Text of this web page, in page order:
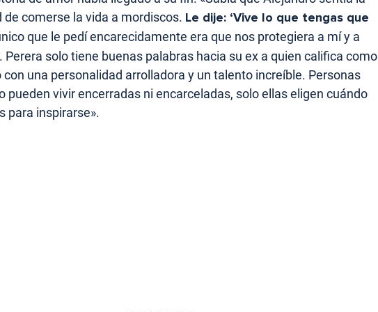
de comerse la vida a mordiscos. Le dije: ‘Vive lo que tengas que
que le pedí encarecidamente era que nos protegiera a mí y a
Perera solo tiene buenas palabras hacia su ex a quien califica como
con una personalidad arrolladora y un talento increíble. Personas
pueden vivir encerradas ni encarceladas, solo ellas eligen cuándo
para inspirarse».